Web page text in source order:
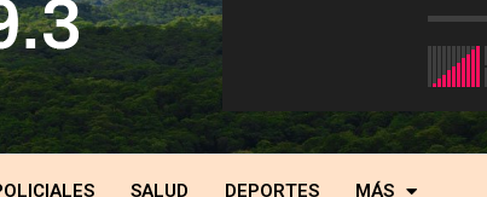
SALUD DEPORTES MÁS